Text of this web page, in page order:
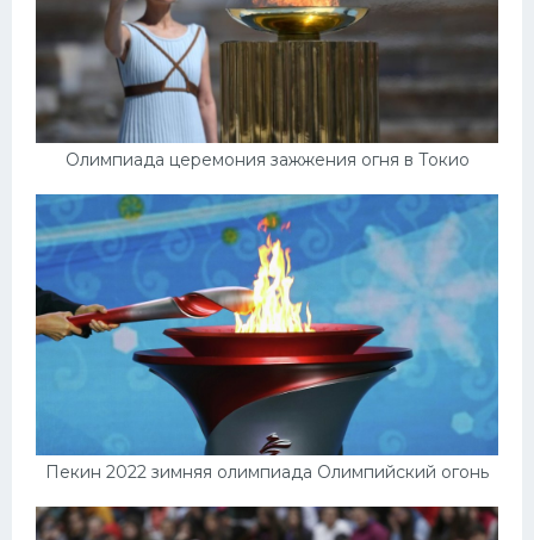
Олимпиада церемония зажжения огня в Токио
Пекин 2022 зимняя олимпиада Олимпийский огонь